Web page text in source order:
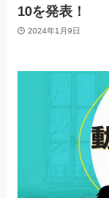
10を発表！
2024年1月9日